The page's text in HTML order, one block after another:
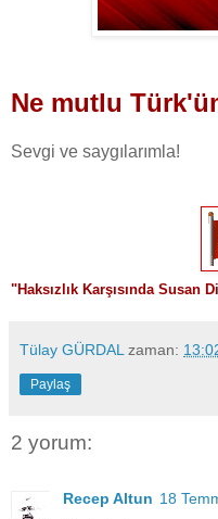
Ne mutlu
Sevgi ve saygılarımla!
"Haksızlık Karşısında Susan
Tülay GÜRDAL zaman:
Paylaş
2 yorum:
Recep Altun 18